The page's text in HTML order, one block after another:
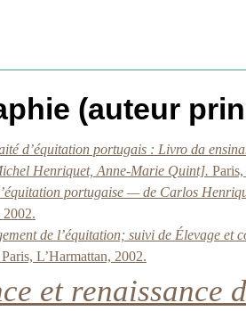
(auteur
d’équitation portugais : Livro da
Henriquet, Anne-Marie Quint].
portugaise — de Carlos
2002.
de l’équitation; suivi de Élevage
Paris, L’Harmattan, 2002.
et renaissance